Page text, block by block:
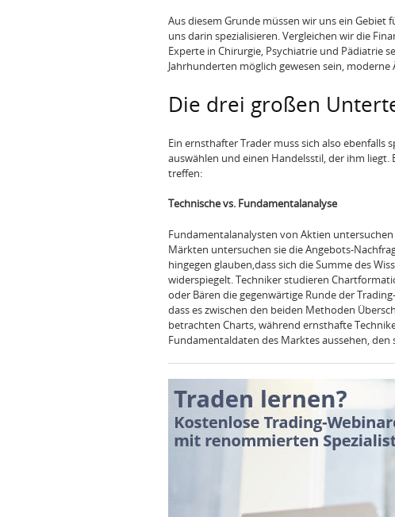
Aus diesem Grunde müssen wir uns ein Gebiet
uns darin spezialisieren. Vergleichen wir die
Experte in Chirurgie, Psychiatrie und Pädiatrie
Jahrhunderten möglich gewesen sein,
Die drei großen
Ein ernsthafter Trader muss sich also ebenfalls
auswählen und einen Handelsstil, der ihm liegt.
treffen:
Technische vs. Fundamentalanalyse
Fundamentalanalysten von Aktien
Märkten untersuchen sie die Angebots-
hingegen glauben,dass sich die Summe des
widerspiegelt. Techniker studieren
oder Bären die gegenwärtige Runde der
dass es zwischen den beiden Methoden
betrachten Charts, während ernsthafte
Fundamentaldaten des Marktes aussehen, den